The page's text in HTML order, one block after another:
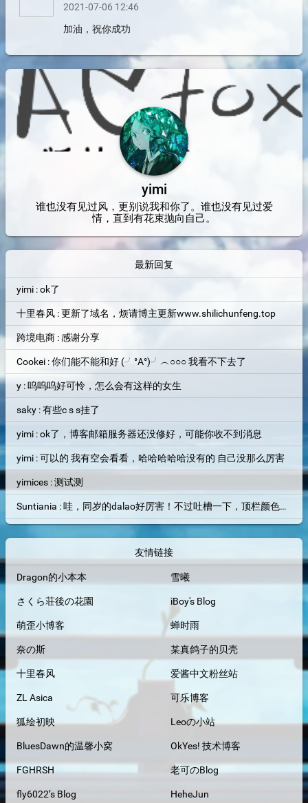
2021-07-06 12:46
加油，祝你成功
yimi
谁也没有见过风，更别说我和你了。谁也没有见过爱
情，直到有花束抛向自己。
最新回复
yimi : ok了
十里春风 : 更新了域名，烦请博主更新www.shilichunfeng.top
跨境电商 : 感谢分享
Cookei : 你们能不能和好 (╯°A°)╯︵○○○ 我看不下去了
y : 呜呜呜好可怜，怎么会有这样的女生
saky : 有些c s s挂了
yimi : ok了，博客邮箱服务器还没修好，可能你收不到消息
yimi : 可以的 我有空会看看，哈哈哈哈哈没有的 自己没那么厉害
yimices : 测试测
Suntiania : 哇，同岁的dalao好厉害！不过吐槽一下，顶栏颜色和背景图片融为一体了，找了半天搜索框才找到位置=。=
友情链接
Dragon的小本本 雪曦
さくら荘後の花園 iBoy's Blog
萌歪小博客 蝉时雨
奈の斯 某真鸽子的贝壳
十里春风 爱酱中文粉丝站
ZL Asica 可乐博客
狐绘初映 Leoの小站
BluesDawn的温馨小窝 OkYes! 技术博客
FGHRSH 老可のBlog
fly6022’s Blog HeheJun